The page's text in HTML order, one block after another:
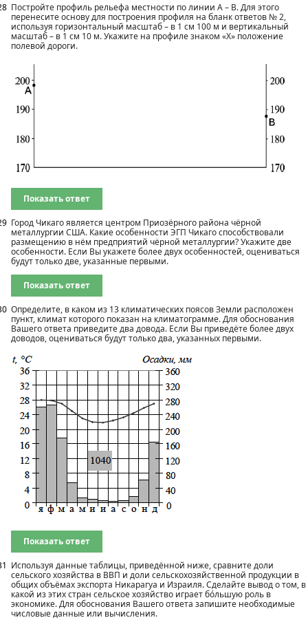
Постройте профиль рельефа местности по линии А – В. Для этого
перенесите основу для построения профиля на бланк ответов № 2,
используя горизонтальный масштаб – в 1 см 100 м и вертикальный
масштаб – в 1 см 10 м. Укажите на профиле знаком «Х» положение
полевой дороги.
Показать ответ
Город Чикаго является центром Приозёрного района чёрной
металлургии США. Какие особенности ЭГП Чикаго способствовали
размещению в нём предприятий чёрной металлургии? Укажите две
особенности. Если Вы укажете более двух особенностей, оцениваться
будут только две, указанные первыми.
Показать ответ
Определите, в каком из 13 климатических поясов Земли расположен
пункт, климат которого показан на климатограмме. Для обоснования
Вашего ответа приведите два довода. Если Вы приведёте более двух
доводов, оцениваться будут только два, указанных первыми.
Показать ответ
Используя данные таблицы, приведённой ниже, сравните доли
сельского хозяйства в ВВП и доли сельскохозяйственной продукции в
общих объёмах экспорта Никарагуа и Израиля. Сделайте вывод о том, в
какой из этих стран сельское хозяйство играет бóльшую роль в
экономике. Для обоснования Вашего ответа запишите необходимые
числовые данные или вычисления.